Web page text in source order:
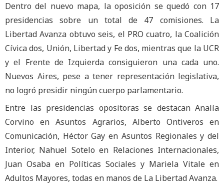
Dentro del nuevo mapa, la oposición se quedó con 17
presidencias sobre un total de 47 comisiones. La
Libertad Avanza obtuvo seis, el PRO cuatro, la Coalición
Cívica dos, Unión, Libertad y Fe dos, mientras que la UCR
y el Frente de Izquierda consiguieron una cada uno.
Nuevos Aires, pese a tener representación legislativa,
no logró presidir ningún cuerpo parlamentario.
Entre las presidencias opositoras se destacan Analía
Corvino en Asuntos Agrarios, Alberto Ontiveros en
Comunicación, Héctor Gay en Asuntos Regionales y del
Interior, Nahuel Sotelo en Relaciones Internacionales,
Juan Osaba en Políticas Sociales y Mariela Vitale en
Adultos Mayores, todas en manos de La Libertad Avanza.